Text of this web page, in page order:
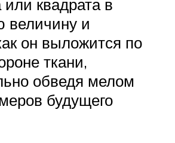
квадрата в
величину и
он выложится по
ткани,
обведя мелом
будущего